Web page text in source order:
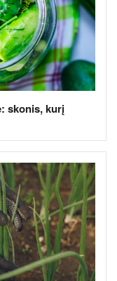
skonis, kurį